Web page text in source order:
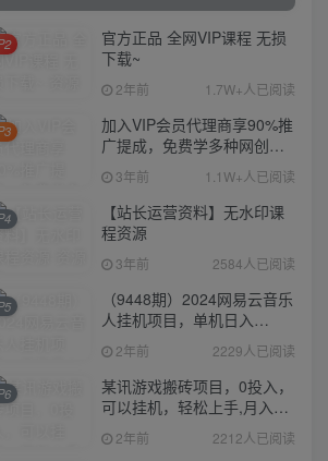
官方正品 全网VIP课程 无损
下载~
2年前 1.7W+人已阅读
加入VIP会员代理商享90%推
广提成，免费学多种网创课
程，菜鸟秒变大神
3年前 1.1W+人已阅读
【站长运营资料】无水印课
程资源
3年前 2584人已阅读
（9448期）2024网易云音乐
人挂机项目，单机日入
150+，无脑月入5000+
2年前 2229人已阅读
某讯游戏搬砖项目，0投入，
可以挂机，轻松上手,月入
3000+上不封顶
2年前 2212人已阅读